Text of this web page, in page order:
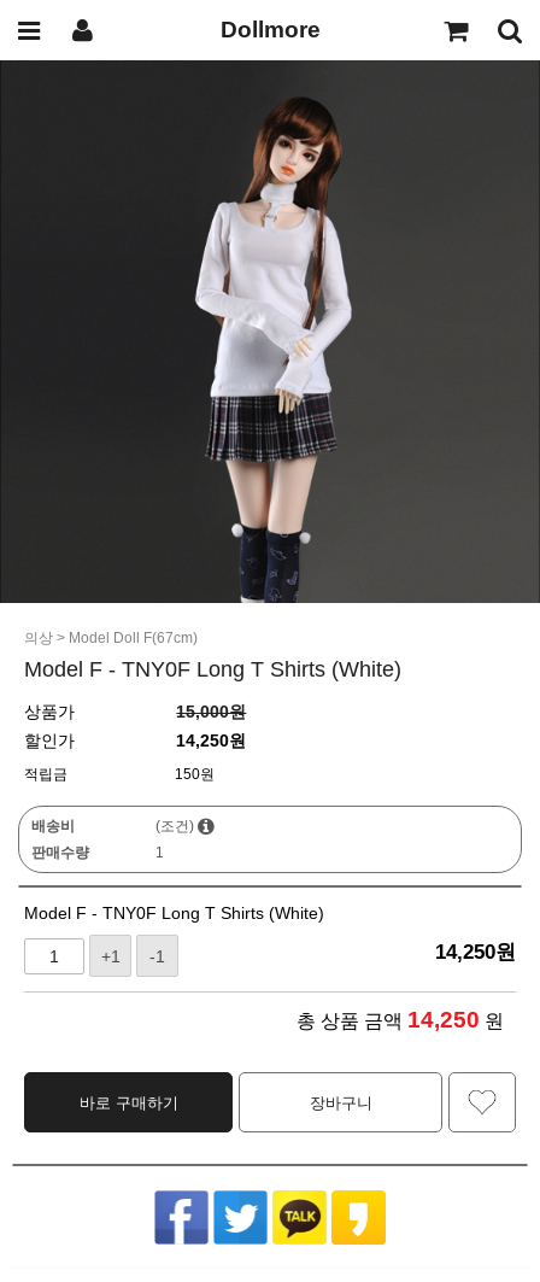
Dollmore
의상 > Model Doll F(67cm)
Model F - TNY0F Long T Shirts (White)
상품가
15,000원
할인가
14,250원
적립금 150원
배송비
(조건)
판매수량
1
Model F - TNY0F Long T Shirts (White)
+1 -1 14,250원
총 상품 금액 14,250 원
바로 구매하기 장바구니